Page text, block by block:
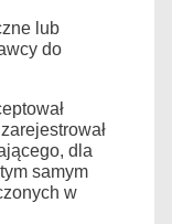
lub
do
dla
samym
w